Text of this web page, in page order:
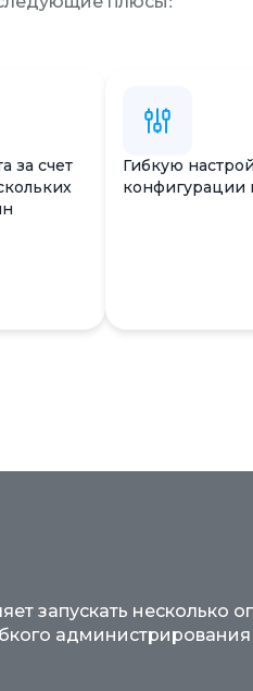
за счет
Гибкую
запускать несколько